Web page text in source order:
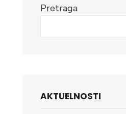
Pretraga
AKTUELNOSTI